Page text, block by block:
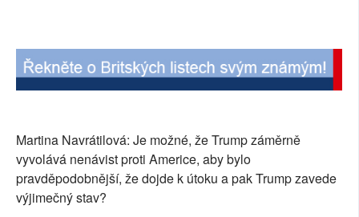
RUBRIKY
PLNÁ VERZE STRÁNEK
Martina Navrátilová: Je možné, že Trump záměrně
vyvolává nenávist proti Americe, aby bylo
pravděpodobnější, že dojde k útoku a pak Trump zavede
výjimečný stav?